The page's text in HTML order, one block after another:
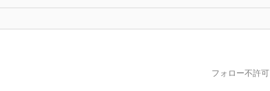
フォロー不許可